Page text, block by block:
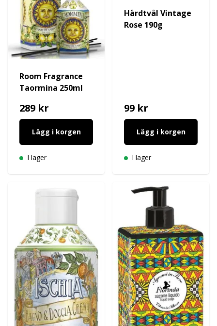
Room Fragrance
Taormina 250ml
289 kr
Lägg i korgen
I lager
Hårdtvål Vintage
Rose 190g
99 kr
Lägg i korgen
I lager